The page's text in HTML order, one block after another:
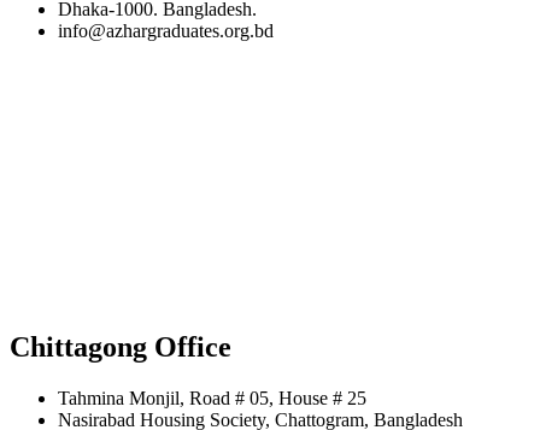
Dhaka-1000. Bangladesh.
info@azhargraduates.org.bd
Chittagong Office
Tahmina Monjil, Road # 05, House # 25
Nasirabad Housing Society, Chattogram, Bangladesh